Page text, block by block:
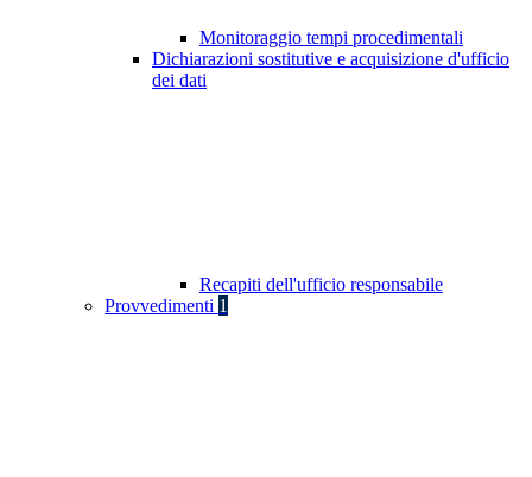
Monitoraggio tempi procedimentali
Dichiarazioni sostitutive e acquisizione d'ufficio
dei dati
Recapiti dell'ufficio responsabile
Provvedimenti 1